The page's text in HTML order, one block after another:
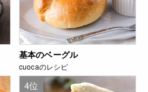
基本のベーグル
cuocaのレシピ
4位